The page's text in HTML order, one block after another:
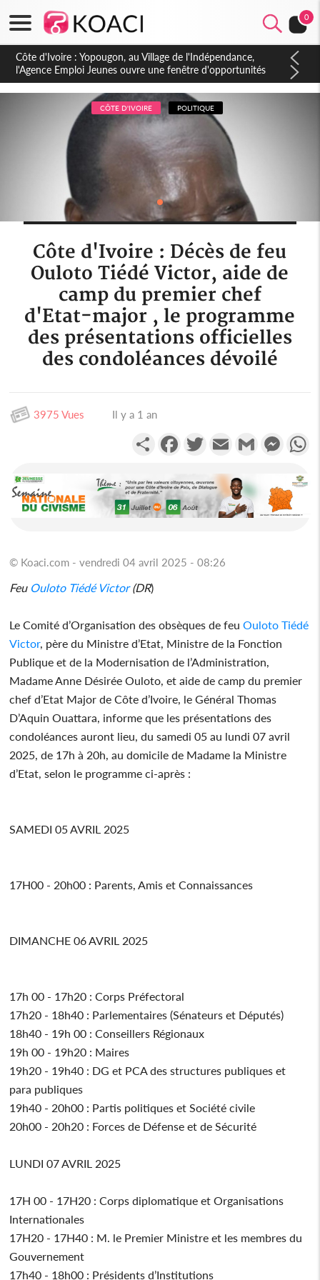
0
Côte d'Ivoire : CHU de Treichville, après la fronde, les agents
contractuels obtiennent un accord avec la direction sur les
arriérés du SMIG 2023
CÔTE D'IVOIRE POLITIQUE
Côte d'Ivoire : Décès de feu
Ouloto Tiédé Victor, aide de
camp du premier chef
d'Etat-major , le programme
des présentations officielles
des condoléances dévoilé
3975 Vues Il y a 1 an
PartagerFacebookTwitterEmail Gmail
© Koaci.com - vendredi 04 avril 2025 - 08:26
Feu Ouloto Tiédé Victor(DR)
Le Comité d’Organisation des obsèques de feuOuloto Tiédé
Victor, père du Ministre d’Etat, Ministre de la Fonction
Publique et de la Modernisation de l’Administration,
Madame Anne Désirée Ouloto, et aide de camp du premier
chef d’Etat Major de Côte d’Ivoire, le Général Thomas
D’Aquin Ouattara, informe que les présentations des
condoléances auront lieu, du samedi 05 au lundi 07 avril
2025, de 17h à 20h, au domicile de Madame la Ministre
d’Etat, selon le programme ci-après :
SAMEDI 05 AVRIL 2025
17H00 - 20h00 : Parents, Amis et Connaissances
DIMANCHE 06 AVRIL 2025
17h 00 - 17h20 : Corps Préfectoral
17h20 - 18h40 : Parlementaires (Sénateurs et Députés)
18h40 - 19h 00 : Conseillers Régionaux
19h 00 - 19h20 : Maires
19h20 - 19h40 : DG et PCA des structures publiques et
para publiques
19h40 - 20h00 : Partis politiques et Société civile
20h00 - 20h20 : Forces de Défense et de Sécurité
LUNDI 07 AVRIL 2025
17H 00 - 17H20 : Corps diplomatique et Organisations
Internationales
17H20 - 17H40 : M. le Premier Ministre et les membres du
Gouvernement
17h40 - 18h00 : Présidents d’Institutions